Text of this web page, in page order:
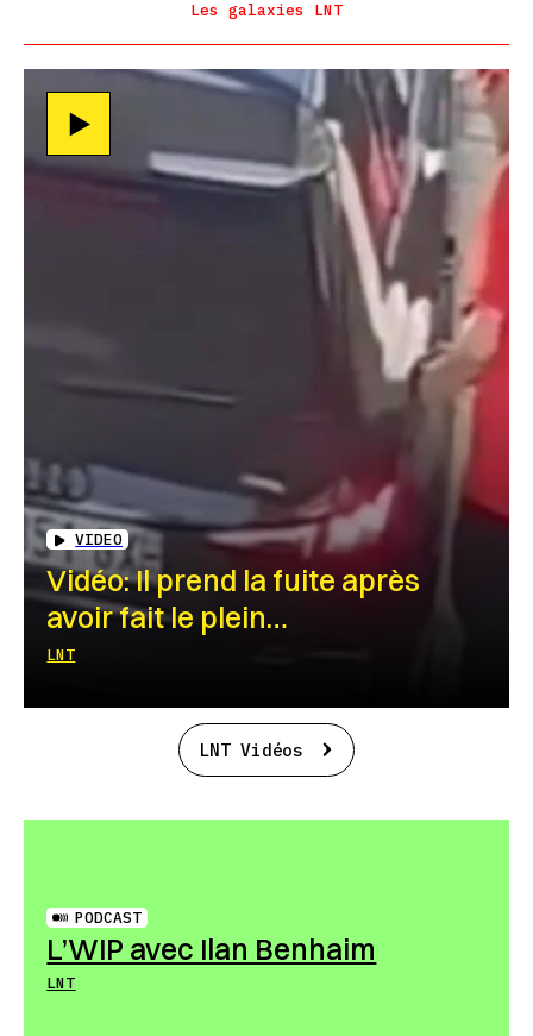
Les galaxies LNT
VIDEO
Vidéo: Il prend la fuite après
avoir fait le plein…
LNT
LNT Vidéos
PODCAST
L’WIP avec Ilan Benhaim
LNT